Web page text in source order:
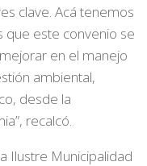
clave. Acá tenemos
que este convenio se
en el manejo
ambiental,
desde la
recalcó.
Ilustre Municipalidad